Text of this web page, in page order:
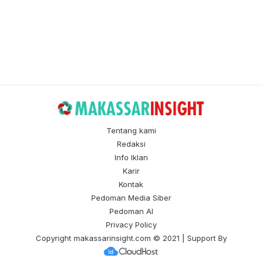
Tentang kami
Redaksi
Info Iklan
Karir
Kontak
Pedoman Media Siber
Pedoman AI
Privacy Policy
Copyright makassarinsight.com © 2021 | Support By